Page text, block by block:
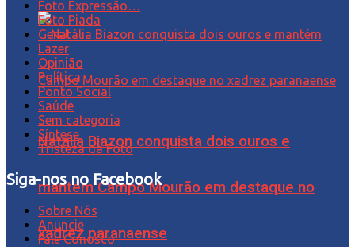
Natália Biazon conquista dois ouros e
mantém Campo Mourão em destaque no
xadrez paranaense
Foto Expressão…
Foto Piada
Geral
Lazer
Opinião
Política
Ponto Social
Saúde
Sem categoria
Síntese
Tristeza da Foto
Siga-nos no Facebook
Sobre Nós
Anuncie
Fale Conosco